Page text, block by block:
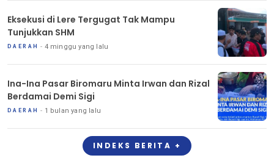
Eksekusi di Lere Tergugat Tak Mampu
Tunjukkan SHM
DAERAH 4 minggu yang lalu
Ina-Ina Pasar Biromaru Minta Irwan dan Rizal
Berdamai Demi Sigi
DAERAH 1 bulan yang lalu
INDEKS BERITA +